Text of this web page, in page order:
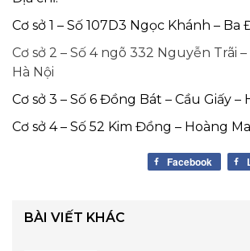
Cơ sở 1 – Số 107D3 Ngọc Khánh – Ba
Cơ sở 2 – Số 4 ngõ 332 Nguyễn Trãi
Hà Nội
Cơ sở 3 – Số 6 Đồng Bát – Cầu Giấy –
Cơ sở 4 – Số 52 Kim Đồng – Hoàng
Facebook
BÀI VIẾT KHÁC